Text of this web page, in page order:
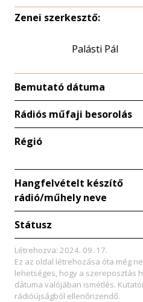
Zenei szerkesztő:
Palásti Pál
Bemutató dátuma
Rádiós műfaji besorolás
Régió
Hangfelvételt készítő
rádió/műhely neve
Státusz
Létrehozva: 2024. 09. 17.
Ez az oldal létrehozása óta még
lehetséges, hogy a szereposztás
dátuma valójában ismétlés.
rádióújságból ellenőrizendő.